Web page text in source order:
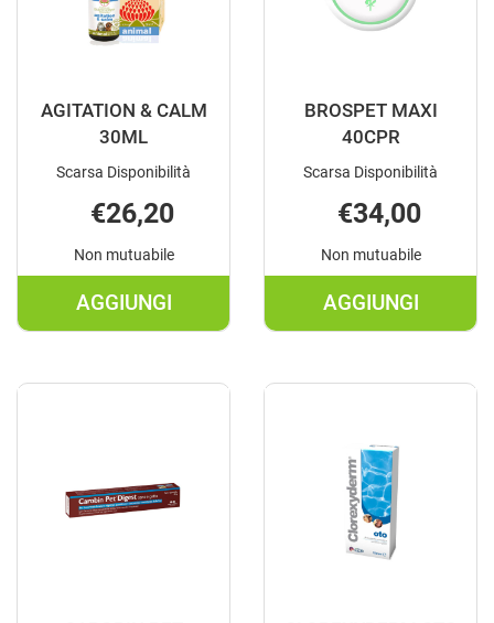
AGITATION & CALM
30ML
Scarsa Disponibilità
€26,20
Non mutuabile
AGGIUNGI
AGGIUNGI AGITATION
CALM
BROSPET MAXI
40CPR
Scarsa Disponibilità
€34,00
Non mutuabile
AGGIUNGI
AGGIUNGI
40CPR AL